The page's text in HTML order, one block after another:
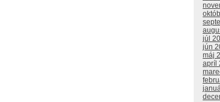
júl
jún
máj
apríl